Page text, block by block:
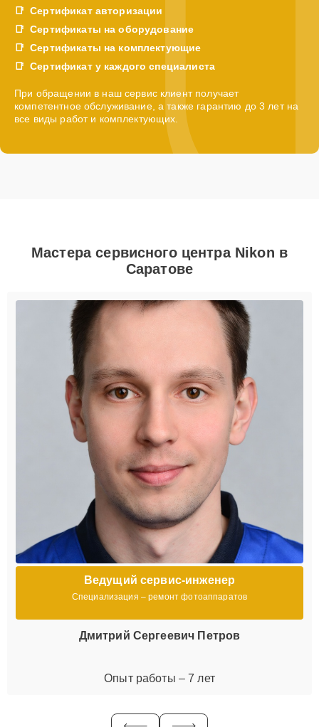
Сертификат авторизации
Сертификаты на оборудование
Сертификаты на комплектующие
Сертификат у каждого специалиста
При обращении в наш сервис клиент получает
компетентное обслуживание, а также гарантию до 3 лет на
все виды работ и комплектующих.
Мастера сервисного центра Nikon в
Саратове
Ведущий сервис-инженер
Специализация – ремонт фотоаппаратов
Дмитрий Сергеевич Петров
Опыт работы – 7 лет